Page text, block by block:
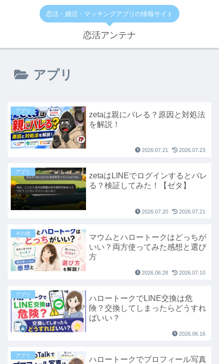
恋活・婚活・マッチングアプリの情報サイト
恋活アンテナ
アプリ
アプリ
zetaは親にバレる？原因と対処法
を解説！
2026.07.21 2026.07.23
アプリ
zetaはLINEでログインするとバレ
る？検証してみた！【ゼタ】
2026.07.20 2026.07.21
その他
マウムとハロートークはどっちが
いい？両方使ってみた感想と選び
方
2026.06.28 2026.07.10
アプリ
ハロートークでLINE交換は危
険？交換してしまったらどうすれ
ばいい？
2026.06.16
アプリ
ハロートークでプロフィール写真